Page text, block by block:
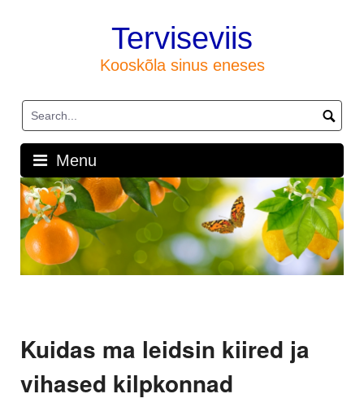
Terviseviis
Kooskõla sinus eneses
Menu
Kuidas ma leidsin kiired ja
vihased kilpkonnad